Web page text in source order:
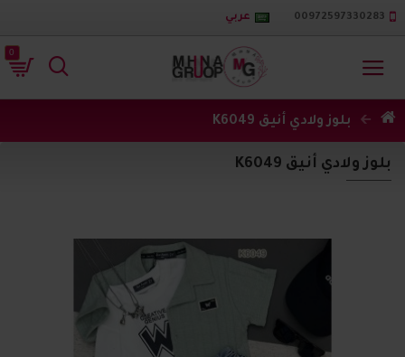
00972597330283 عربي
0
بلوز ولادي أنيق K6049
بلوز ولادي أنيق K6049